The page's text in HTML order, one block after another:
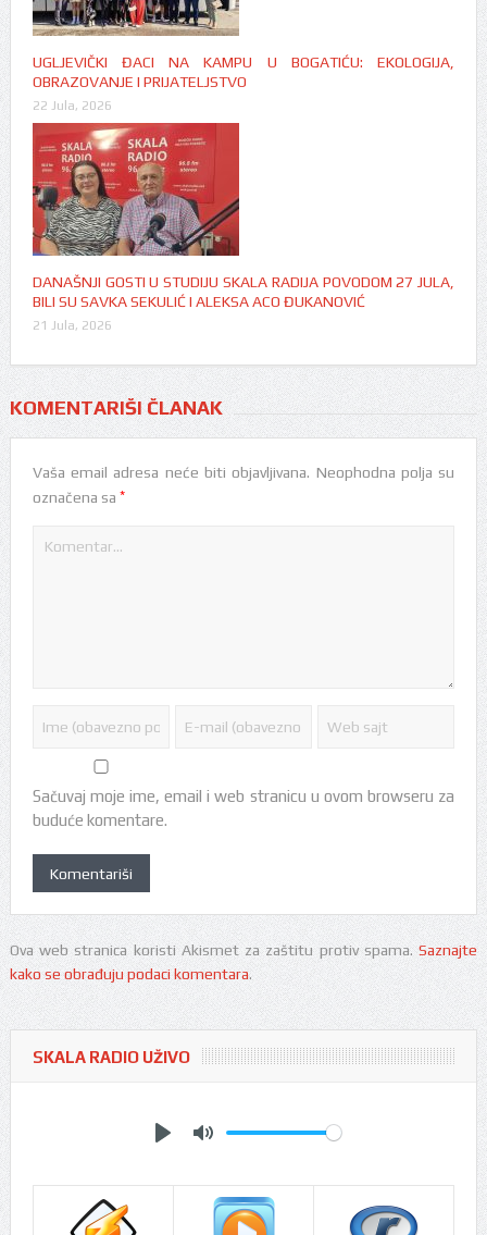
UGLJEVIČKI ĐACI NA KAMPU U BOGATIĆU: EKOLOGIJA,
OBRAZOVANJE I PRIJATELJSTVO
22 Jula, 2026
DANAŠNJI GOSTI U STUDIJU SKALA RADIJA POVODOM 27 JULA,
BILI SU SAVKA SEKULIĆ I ALEKSA ACO ĐUKANOVIĆ
21 Jula, 2026
KOMENTARIŠI ČLANAK
Vaša email adresa neće biti objavljivana. Neophodna polja su
označena sa *
Sačuvaj moje ime, email i web stranicu u ovom browseru za
buduće komentare.
Ova web stranica koristi Akismet za zaštitu protiv spama.Saznajte
kako se obrađuju podaci komentara.
SKALA RADIO UŽIVO